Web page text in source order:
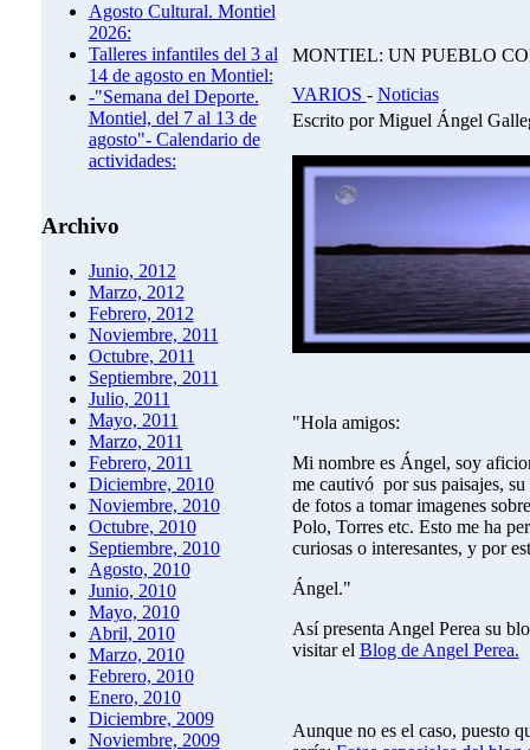
Agosto Cultural. Montiel
2026:
Talleres infantiles del 3 al
14 de agosto en Montiel:
-"Semana del Deporte.
Montiel, del 7 al 13 de
agosto"- Calendario de
actividades:
Archivo
Junio, 2012
Marzo, 2012
Febrero, 2012
Noviembre, 2011
Octubre, 2011
Septiembre, 2011
Julio, 2011
Mayo, 2011
Marzo, 2011
Febrero, 2011
Diciembre, 2010
Noviembre, 2010
Octubre, 2010
Septiembre, 2010
Agosto, 2010
Junio, 2010
Mayo, 2010
Abril, 2010
Marzo, 2010
Febrero, 2010
Enero, 2010
Diciembre, 2009
Noviembre, 2009
MONTIEL: UN PUEBLO
VARIOS - Noticias
Escrito por Miguel Ángel
"Hola amigos:
Mi nombre es Ángel, soy
me cautivó por sus paisajes,
de fotos a tomar imagenes
Polo, Torres etc. Esto me ha
curiosas o interesantes, y por
Ángel."
Así presenta Angel Perea su
visitar el Blog de Angel Perea.
Aunque no es el caso, puesto